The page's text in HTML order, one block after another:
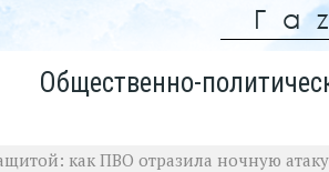
Общественно-
как ПВО отразила ночную атаку